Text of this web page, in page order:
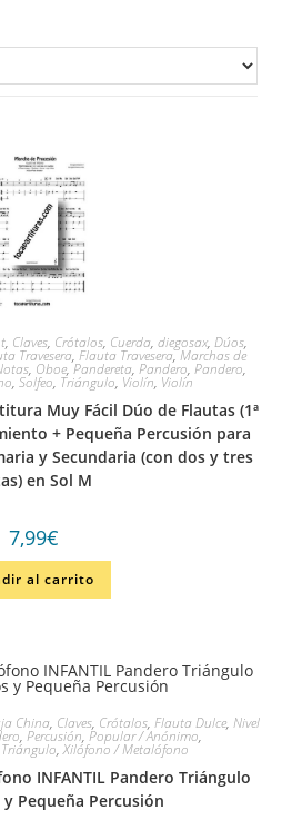
, Claves, Crótalos, Cuerda, diegosax, Dúos,
Travesera, Flauta Travesera,Marchas de
, Oboe,Pandereta, Pandero, Pandero,
, Solfeo, Triángulo, Violín, Violín
Muy Fácil Dúo de Flautas (1ª
+ Pequeña Percusión para
y Secundaria (con dos y tres
en Sol M
7,99€
al carrito
China, Claves, Crótalos, Flauta Dulce, Nivel
, Percusión, Popular / Anónimo,
Triángulo,Xilófono / Metalófono
INFANTIL Pandero Triángulo
Pequeña Percusión